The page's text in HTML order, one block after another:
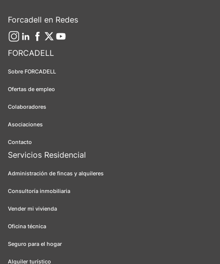
FORCADELL
Sobre FORCADELL
Ofertas de empleo
Colaboradores
Asociaciones
Contacto
Servicios Residencial
Administración de fincas y alquileres
Consultoría inmobiliaria
Vender mi vivienda
Oficina técnica
Seguro para el hogar
Alquiler turístico
Forcadell en Redes